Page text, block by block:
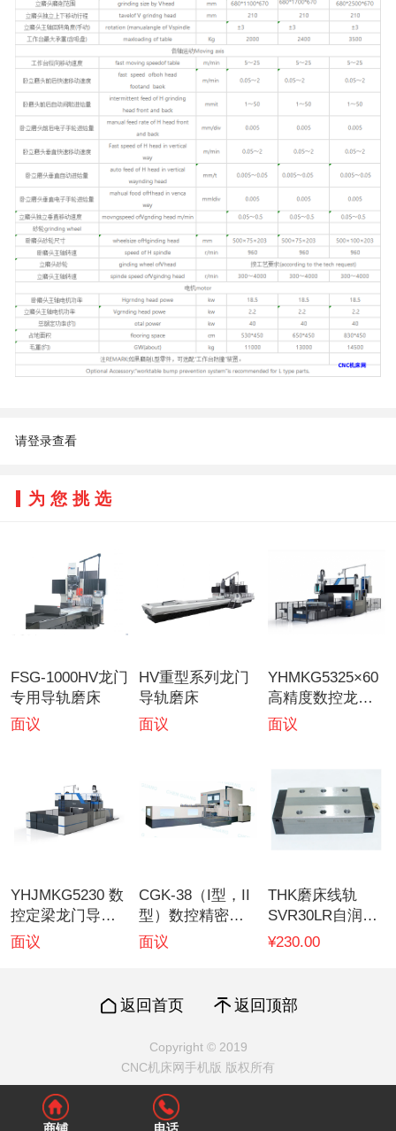
请登录查看
为您挑选
FSG-1000HV龙门
专用导轨磨床
面议
HV重型系列龙门
导轨磨床
面议
YHMKG5325×60
高精度数控龙门
导轨磨床
面议
YHJMKG5230 数
控定梁龙门导轨
磨床
面议
CGK-38（I型，II
型）数控精密直
线滚动导轨磨床
面议
THK磨床线轨
SVR30LR自润滑
导轨
¥230.00
商铺 电话
返回首页 返回顶部
Copyright © 2019
CNC机床网手机版 版权所有